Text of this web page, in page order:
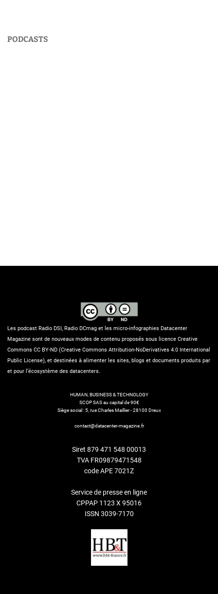
PODCASTS
Les podcast Radio DSI, Radio DCmag et les micro-infographies Datacenter
Magazine sont de nouveaux modes de contenu proposés sous licence Creative
Commons CC BY-ND (Creative Commons Attribution-NoDerivatives 4.0 International
Public License), et destinées à alimenter les sites, blogs et documents produits par
et pour l’écosystème des datacenters.
HUMAN, BUSINESS & TECHNOLOGY
SCOP SAS au capital de 90€
Siège social : 5, rue Charles Maillier - 28100 Dreux
contact@datacenter-magazine.fr
Siret 879 471 548 00013
TVA FR09879471548
code APE 7021Z
Service de presse en ligne
CPPAP 1123 X 95016
ISSN 3039-7170